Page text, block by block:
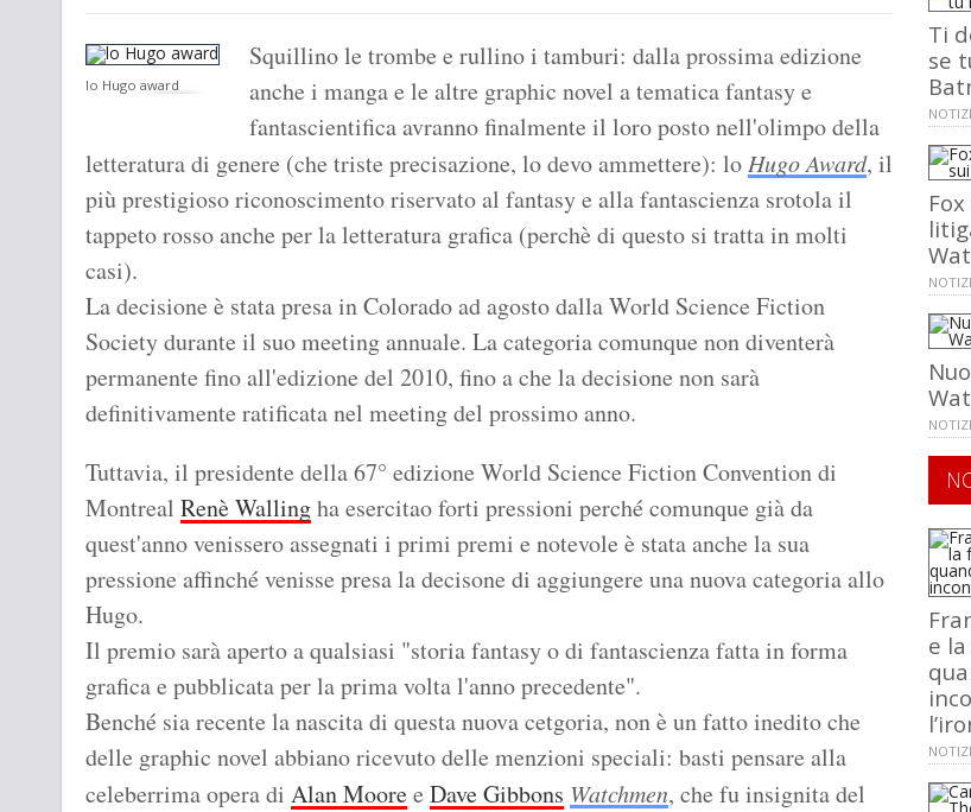
lo Hugo award
Squillino le trombe e rullino i tamburi: dalla prossima edizione
anche i manga e le altre graphic novel a tematica fantasy e
fantascientifica avranno finalmente il loro posto nell'olimpo della
letteratura di genere (che triste precisazione, lo devo ammettere): loHugo Award, il
più prestigioso riconoscimento riservato al fantasy e alla fantascienza srotola il
tappeto rosso anche per la letteratura grafica (perchè di questo si tratta in molti
casi).
La decisione è stata presa in Colorado ad agosto dalla World Science Fiction
Society durante il suo meeting annuale. La categoria comunque non diventerà
permanente fino all'edizione del 2010, fino a che la decisione non sarà
definitivamente ratificata nel meeting del prossimo anno.
Tuttavia, il presidente della 67° edizione World Science Fiction Convention di
Montreal Renè Wallingha esercitao forti pressioni perché comunque già da
quest'anno venissero assegnati i primi premi e notevole è stata anche la sua
pressione affinché venisse presa la decisone di aggiungere una nuova categoria allo
Hugo.
Il premio sarà aperto a qualsiasi "storia fantasy o di fantascienza fatta in forma
grafica e pubblicata per la prima volta l'anno precedente".
Benché sia recente la nascita di questa nuova cetgoria, non è un fatto inedito che
delle graphic novel abbiano ricevuto delle menzioni speciali: basti pensare alla
celeberrima opera di Alan Mooree Dave Gibbons Watchmen, che fu insignita del
Ti
se
e